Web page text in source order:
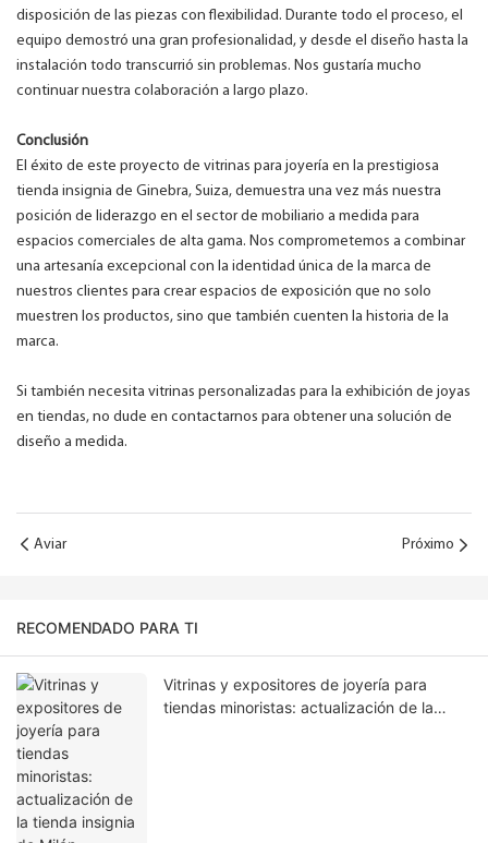
disposición de las piezas con flexibilidad. Durante todo el proceso, el
equipo demostró una gran profesionalidad, y desde el diseño hasta la
instalación todo transcurrió sin problemas. Nos gustaría mucho
continuar nuestra colaboración a largo plazo.
Conclusión
El éxito de este proyecto de vitrinas para joyería en la prestigiosa
tienda insignia de Ginebra, Suiza, demuestra una vez más nuestra
posición de liderazgo en el sector de mobiliario a medida para
espacios comerciales de alta gama. Nos comprometemos a combinar
una artesanía excepcional con la identidad única de la marca de
nuestros clientes para crear espacios de exposición que no solo
muestren los productos, sino que también cuenten la historia de la
marca.
Si también necesita vitrinas personalizadas para la exhibición de joyas
en tiendas, no dude en contactarnos para obtener una solución de
diseño a medida.
Aviar Próximo
RECOMENDADO PARA TI
Vitrinas y expositores de joyería para
tiendas minoristas: actualización de la